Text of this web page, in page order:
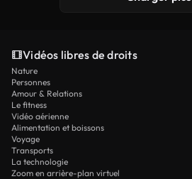
Vidéos libres de droits
Nature
Personnes
Amour & Relations
Le fitness
Vidéo aérienne
Alimentation et boissons
Voyage
Transports
La technologie
Zoom en arrière-plan virtuel